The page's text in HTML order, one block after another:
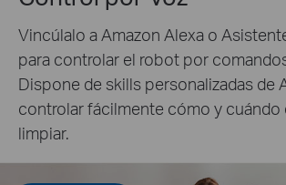
Vincúlalo a Amazon Alexa o
para controlar el robot por
Dispone de skills personalizadas de
controlar fácilmente cómo y cuándo
limpiar.